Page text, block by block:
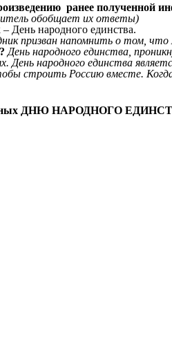
ранее полученной
обобщает их ответы)
День народного единства.
призван напомнить о том,
День народного единства,
День народного единства
строить Россию вместе.
ДНЮ НАРОДНОГО